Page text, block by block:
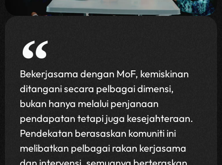
Bekerjasama dengan MoF, kemiskinan
ditangani secara pelbagai dimensi,
bukan hanya melalui penjanaan
pendapatan tetapi juga kesejahteraan.
Pendekatan berasaskan komuniti ini
melibatkan pelbagai rakan kerjasama